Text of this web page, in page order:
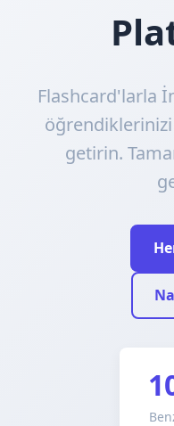
Flashcard'larla
öğrendiklerinizi
getirin.